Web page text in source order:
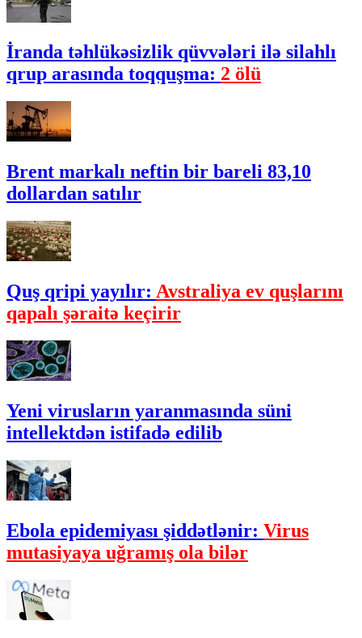
İranda təhlükəsizlik qüvvələri ilə silahlı
qrup arasında toqquşma: 2 ölü
Brent markalı neftin bir bareli 83,10
dollardan satılır
Quş qripi yayılır: Avstraliya ev quşlarını
qapalı şəraitə keçirir
Yeni virusların yaranmasında süni
intellektdən istifadə edilib
Ebola epidemiyası şiddətlənir: Virus
mutasiyaya uğramış ola bilər